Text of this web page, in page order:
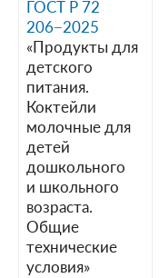
ГОСТ Р 72
206−2025
«Продукты для
детского
питания.
Коктейли
молочные для
детей
дошкольного
и школьного
возраста.
Общие
технические
условия»